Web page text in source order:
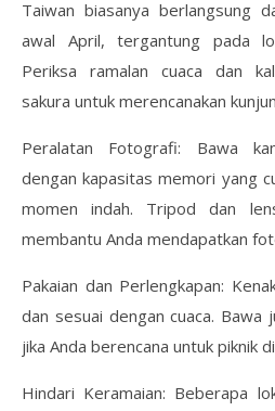
Taiwan biasanya berlangsung
awal April, tergantung pada
Periksa ramalan cuaca dan
sakura untuk merencanakan
Peralatan Fotografi: Bawa
dengan kapasitas memori yang
momen indah. Tripod dan
membantu Anda mendapatkan
Pakaian dan Perlengkapan:
dan sesuai dengan cuaca. Bawa
jika Anda berencana untuk piknik
Hindari Keramaian: Beberapa